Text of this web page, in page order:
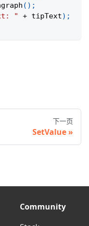
( ) ;
" + tipText) ;
下一页
SetValue
Community